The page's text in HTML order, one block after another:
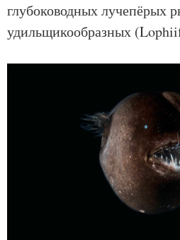
глубоководных лучепёрых
удильщикообразных